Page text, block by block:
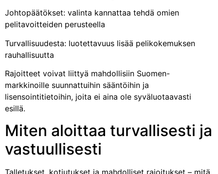
Johtopäätökset: valinta kannattaa tehdä omien
pelitavoitteiden perusteella
Turvallisuudesta: luotettavuus lisää pelikokemuksen
rauhallisuutta
Rajoitteet voivat liittyä mahdollisiin Suomen-
markkinoille suunnattuihin sääntöihin ja
lisensointitietoihin, joita ei aina ole syväluotaavasti
esillä.
Miten aloittaa turvallisesti ja
vastuullisesti
Talletukset, kotiutukset ja mahdolliset rajoitukset – mitä